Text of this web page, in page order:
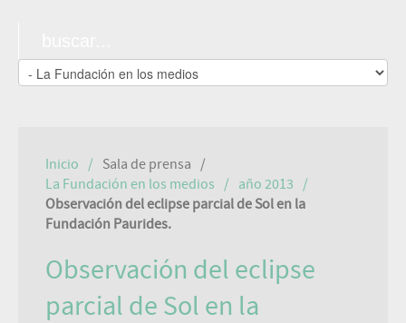
Inicio
Sala de prensa
La Fundación en los medios
año 2013
Observación del eclipse parcial de Sol en la
Fundación Paurides.
Observación del eclipse
parcial de Sol en la